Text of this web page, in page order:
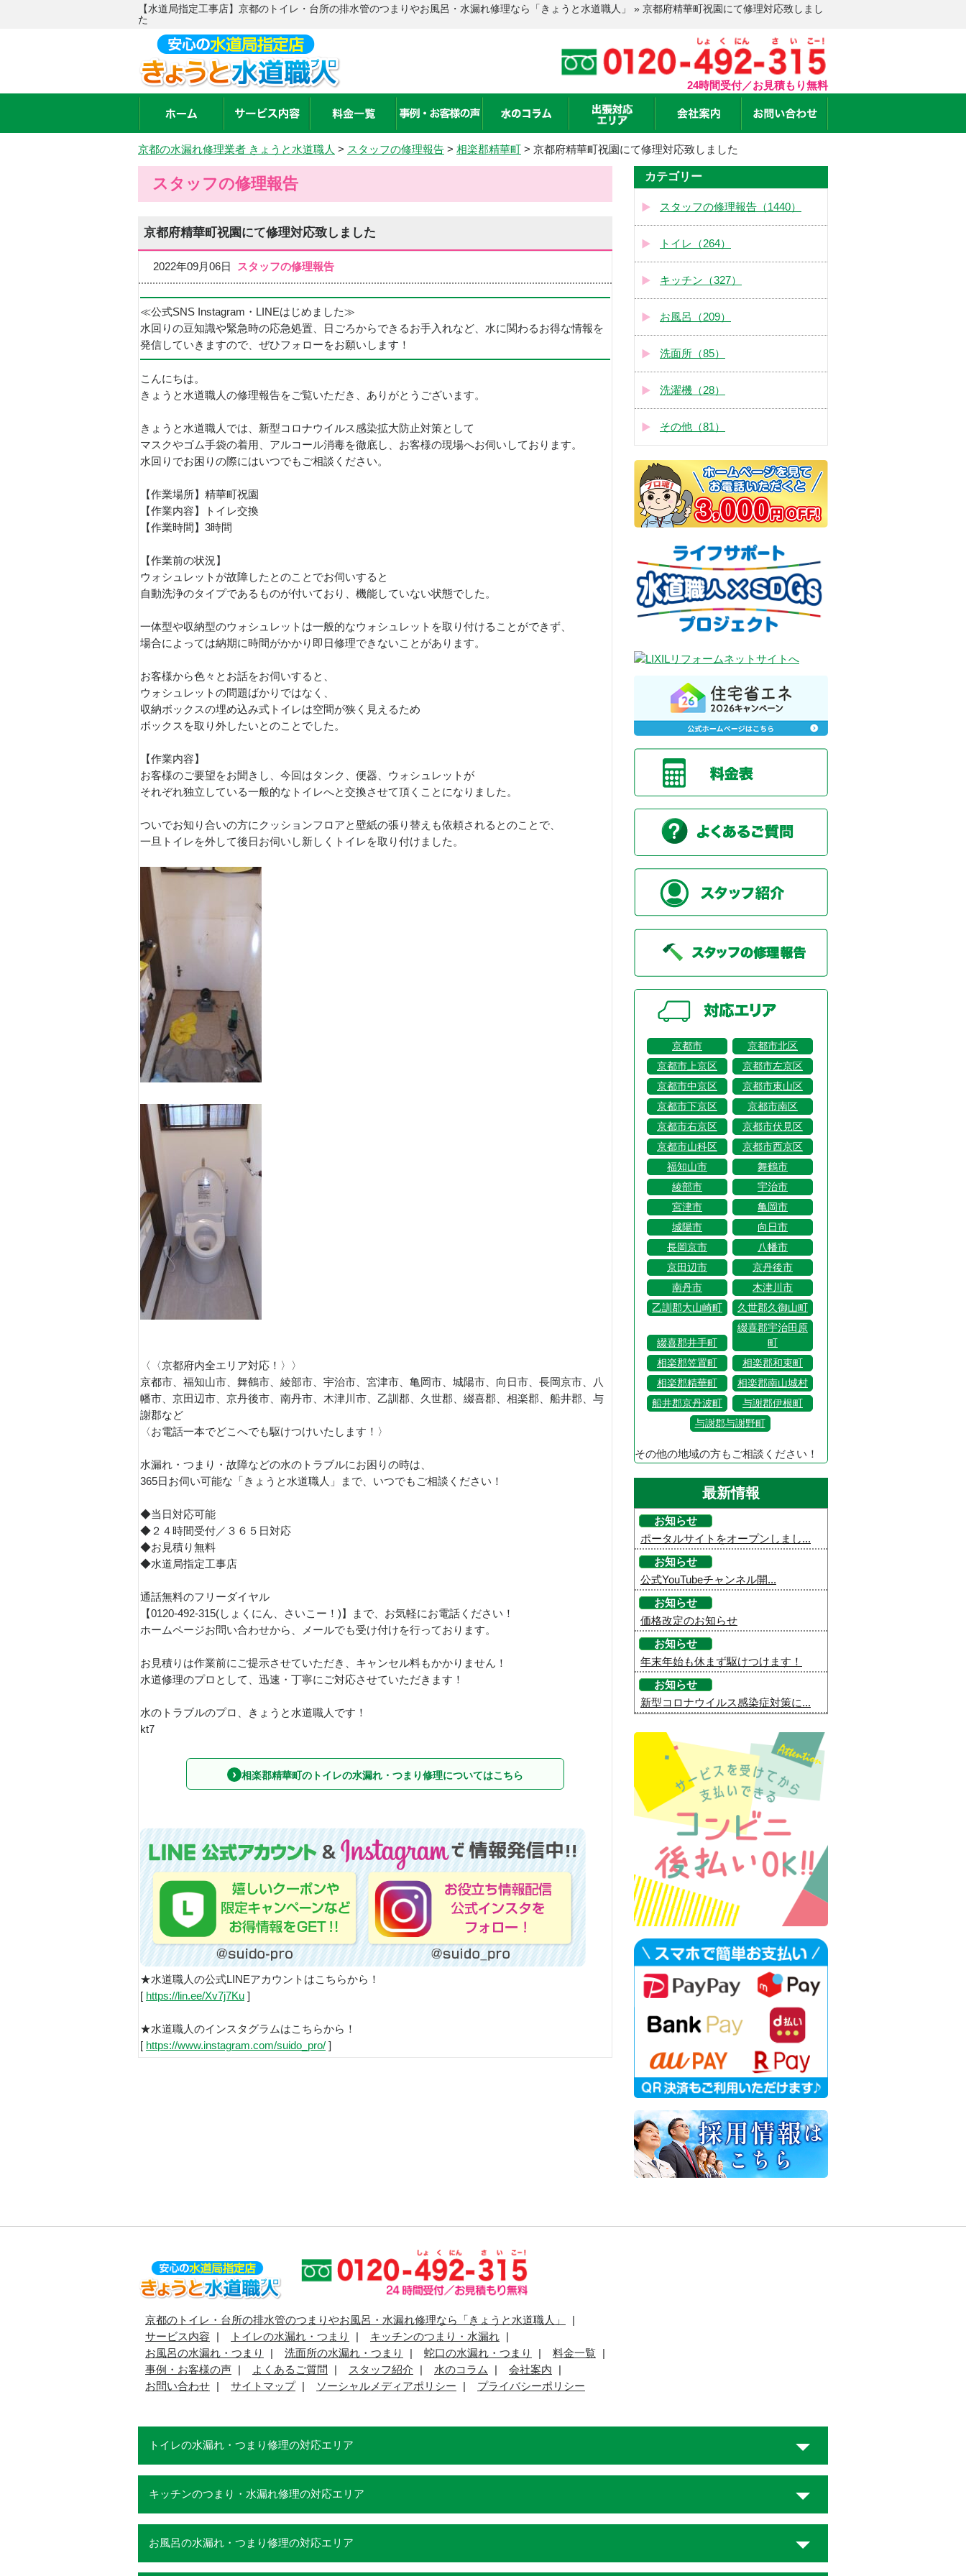
【水道局指定工事店】京都のトイレ・台所の排水管のつまりやお風呂・水漏れ修理なら「きょうと水道職人」 » 京都府精華町祝園にて修理対応致しまし
た
24時間受付／お見積もり無料
京都の水漏れ修理業者 きょうと水道職人 > スタッフの修理報告 > 相楽郡精華町 > 京都府精華町祝園にて修理対応致しました
スタッフの修理報告
京都府精華町祝園にて修理対応致しました
2022年09月06日 スタッフの修理報告
≪公式SNS Instagram・LINEはじめました≫
水回りの豆知識や緊急時の応急処置、日ごろからできるお手入れなど、水に関わるお得な情報を
発信していきますので、ぜひフォローをお願いします！
こんにちは。
きょうと水道職人の修理報告をご覧いただき、ありがとうございます。
きょうと水道職人では、新型コロナウイルス感染拡大防止対策として
マスクやゴム手袋の着用、アルコール消毒を徹底し、お客様の現場へお伺いしております。
水回りでお困りの際にはいつでもご相談ください。
【作業場所】精華町祝園
【作業内容】トイレ交換
【作業時間】3時間
【作業前の状況】
ウォシュレットが故障したとのことでお伺いすると
自動洗浄のタイプであるものが付いており、機能していない状態でした。
一体型や収納型のウォシュレットは一般的なウォシュレットを取り付けることができず、
場合によっては納期に時間がかかり即日修理できないことがあります。
お客様から色々とお話をお伺いすると、
ウォシュレットの問題ばかりではなく、
収納ボックスの埋め込み式トイレは空間が狭く見えるため
ボックスを取り外したいとのことでした。
【作業内容】
お客様のご要望をお聞きし、今回はタンク、便器、ウォシュレットが
それぞれ独立している一般的なトイレへと交換させて頂くことになりました。
ついでお知り合いの方にクッションフロアと壁紙の張り替えも依頼されるとのことで、
一旦トイレを外して後日お伺いし新しくトイレを取り付けました。
〈〈京都府内全エリア対応！〉〉
京都市、福知山市、舞鶴市、綾部市、宇治市、宮津市、亀岡市、城陽市、向日市、長岡京市、八
幡市、京田辺市、京丹後市、南丹市、木津川市、乙訓郡、久世郡、綴喜郡、相楽郡、船井郡、与
謝郡など
〈お電話一本でどこへでも駆けつけいたします！〉
水漏れ・つまり・故障などの水のトラブルにお困りの時は、
365日お伺い可能な「きょうと水道職人」まで、いつでもご相談ください！
◆当日対応可能
◆２４時間受付／３６５日対応
◆お見積り無料
◆水道局指定工事店
通話無料のフリーダイヤル
【0120-492-315(しょくにん、さいこー！)】まで、お気軽にお電話ください！
ホームページお問い合わせから、メールでも受け付けを行っております。
お見積りは作業前にご提示させていただき、キャンセル料もかかりません！
水道修理のプロとして、迅速・丁寧にご対応させていただきます！
水のトラブルのプロ、きょうと水道職人です！
kt7
相楽郡精華町のトイレの水漏れ・つまり修理についてはこちら
★水道職人の公式LINEアカウントはこちらから！
[ https://lin.ee/Xv7j7Ku ]
★水道職人のインスタグラムはこちらから！
[ https://www.instagram.com/suido_pro/ ]
カテゴリー
スタッフの修理報告（1440）
トイレ（264）
キッチン（327）
お風呂（209）
洗面所（85）
洗濯機（28）
その他（81）
京都市
京都市北区
京都市上京区
京都市左京区
京都市中京区
京都市東山区
京都市下京区
京都市南区
京都市右京区
京都市伏見区
京都市山科区
京都市西京区
福知山市
舞鶴市
綾部市
宇治市
宮津市
亀岡市
城陽市
向日市
長岡京市
八幡市
京田辺市
京丹後市
南丹市
木津川市
乙訓郡大山崎町
久世郡久御山町
綴喜郡井手町
綴喜郡宇治田原
町
相楽郡笠置町
相楽郡和束町
相楽郡精華町
相楽郡南山城村
船井郡京丹波町
与謝郡伊根町
与謝郡与謝野町
その他の地域の方もご相談ください！
最新情報
お知らせ
ポータルサイトをオープンしまし...
お知らせ
公式YouTubeチャンネル開...
お知らせ
価格改定のお知らせ
お知らせ
年末年始も休まず駆けつけます！
お知らせ
新型コロナウイルス感染症対策に...
京都のトイレ・台所の排水管のつまりやお風呂・水漏れ修理なら「きょうと水道職人」
サービス内容
トイレの水漏れ・つまり
キッチンのつまり・水漏れ
お風呂の水漏れ・つまり
洗面所の水漏れ・つまり 蛇口の水漏れ・つまり
料金一覧
事例・お客様の声
よくあるご質問 スタッフ紹介 水のコラム
会社案内
お問い合わせ
サイトマップ ソーシャルメディアポリシー プライバシーポリシー
トイレの水漏れ・つまり修理の対応エリア
キッチンのつまり・水漏れ修理の対応エリア
お風呂の水漏れ・つまり修理の対応エリア